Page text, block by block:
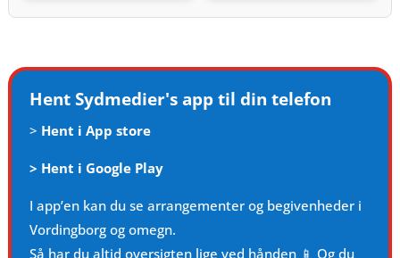
Hent Sydmedier's app til din telefon
> Hent i App store
> Hent i Google Play
I app’en kan du se arrangementer og begivenheder i
Vordingborg og omegn.
Så har du altid oversigten lige ved hånden 📱 Og du